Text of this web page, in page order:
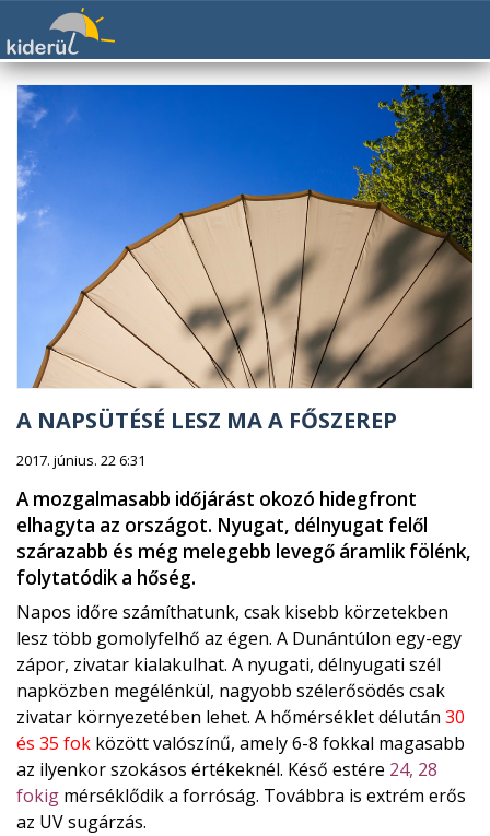
A NAPSÜTÉSÉ LESZ MA A FŐSZEREP
2017. június. 22 6:31
A mozgalmasabb időjárást okozó hidegfront
elhagyta az országot. Nyugat, délnyugat felől
szárazabb és még melegebb levegő áramlik fölénk,
folytatódik a hőség.
Napos időre számíthatunk, csak kisebb körzetekben
lesz több gomolyfelhő az égen. A Dunántúlon egy-egy
zápor, zivatar kialakulhat. A nyugati, délnyugati szél
napközben megélénkül, nagyobb szélerősödés csak
zivatar környezetében lehet. A hőmérséklet délután 30
és 35 fok között valószínű, amely 6-8 fokkal magasabb
az ilyenkor szokásos értékeknél. Késő estére 24, 28
fokig mérséklődik a forróság. Továbbra is extrém erős
az UV sugárzás.